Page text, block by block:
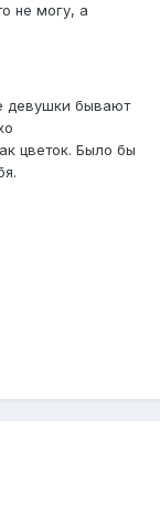
не могу, а
девушки бывают
цветок. Было бы